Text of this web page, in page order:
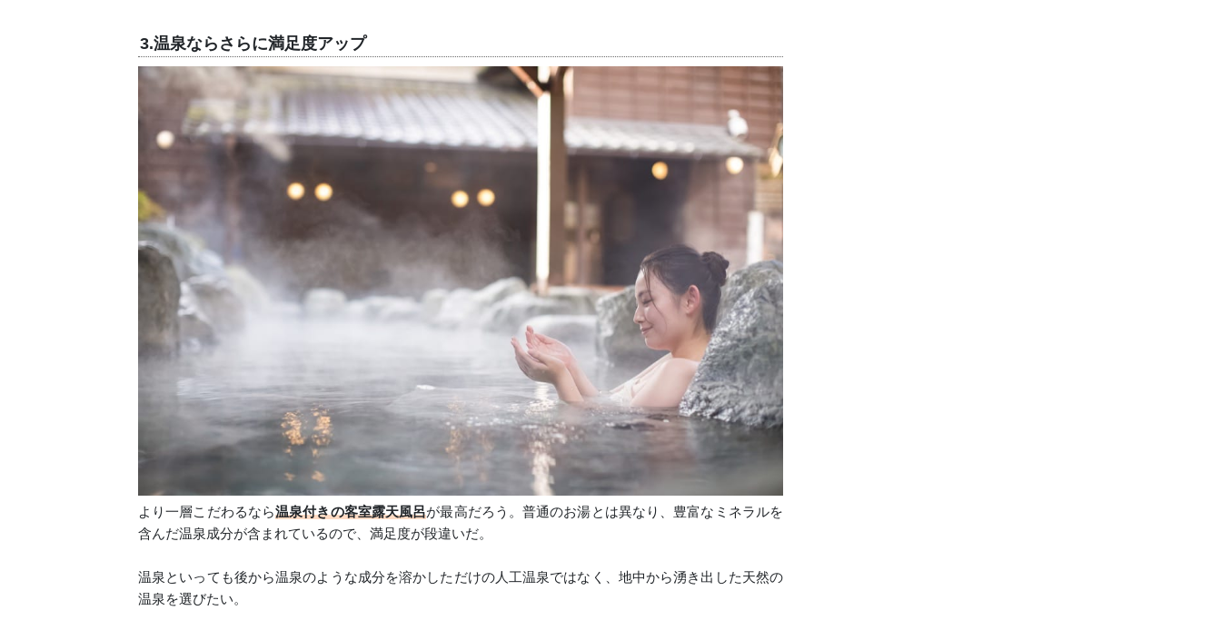
3.温泉ならさらに満足度アップ
より一層こだわるなら温泉付きの客室露天風呂が最高だろう。普通のお湯とは異なり、豊富なミネラルを
含んだ温泉成分が含まれているので、満足度が段違いだ。
温泉といっても後から温泉のような成分を溶かしただけの人工温泉ではなく、地中から湧き出した天然の
温泉を選びたい。